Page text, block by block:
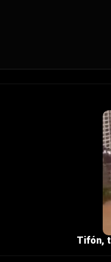
Tifón,